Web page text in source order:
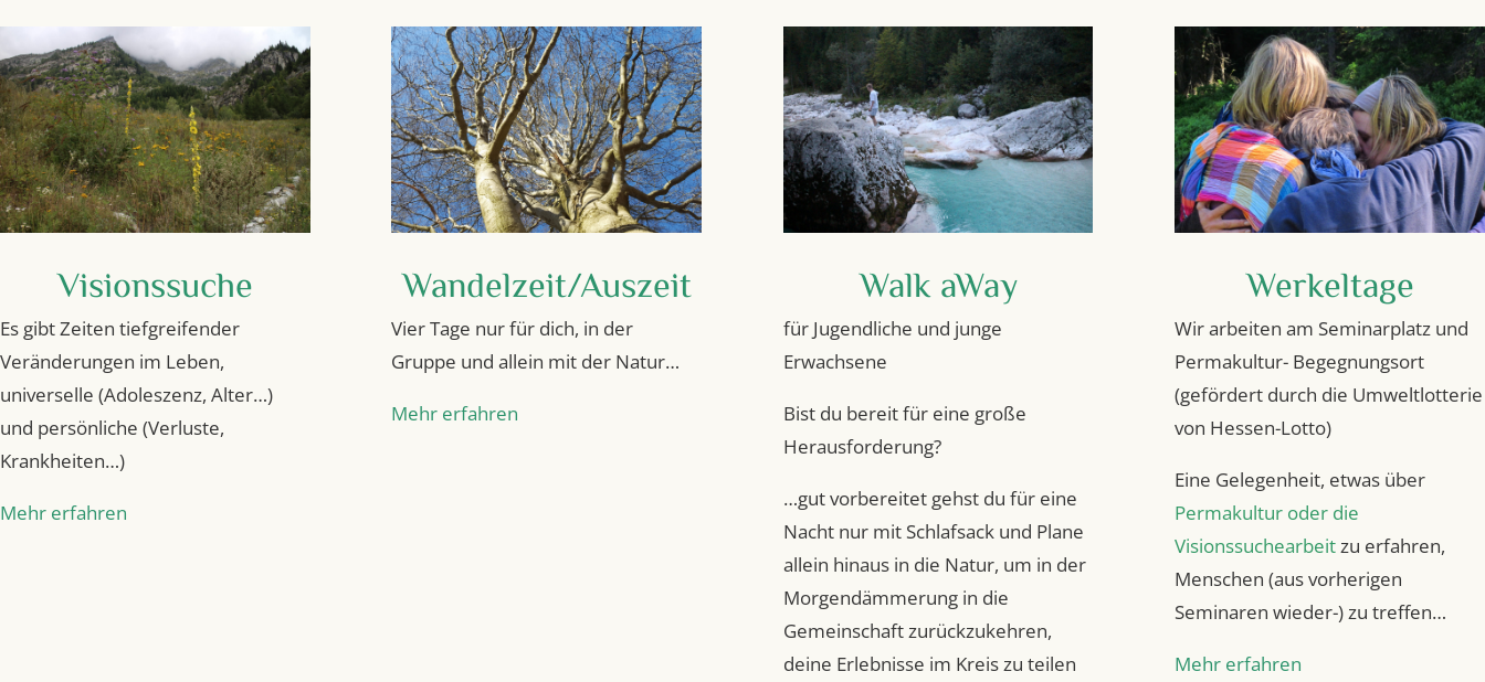
Visionssuche
Es gibt Zeiten tiefgreifender
Veränderungen im Leben,
universelle (Adoleszenz, Alter…)
und persönliche (Verluste,
Krankheiten…)
Mehr erfahren
Wandelzeit/Auszeit
Vier Tage nur für dich, in der
Gruppe und allein mit der Natur…
Mehr erfahren
Walk aWay
für Jugendliche und junge
Erwachsene
Bist du bereit für eine große
Herausforderung?
…gut vorbereitet gehst du für eine
Nacht nur mit Schlafsack und Plane
allein hinaus in die Natur, um in der
Morgendämmerung in die
Gemeinschaft zurückzukehren,
deine Erlebnisse im Kreis zu teilen
Werkeltage
Wir arbeiten am Seminarplatz und
Permakultur- Begegnungsort
(gefördert durch die Umweltlotterie
von Hessen-Lotto)
Eine Gelegenheit, etwas über
Permakultur oder die
Visionssuchearbeitzu erfahren,
Menschen (aus vorherigen
Seminaren wieder-) zu treffen…
Mehr erfahren